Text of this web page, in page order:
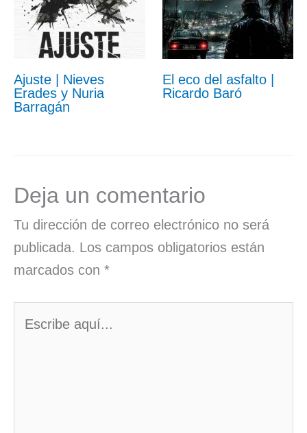
Ajuste | Nieves
Erades y Nuria
Barragán
El eco del asfalto |
Ricardo Baró
Deja un comentario
Tu dirección de correo electrónico no será
publicada. Los campos obligatorios están
marcados con *